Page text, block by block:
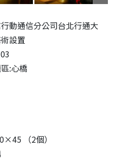
動通信分公司台北行通大
設置
:心橋
（2個）